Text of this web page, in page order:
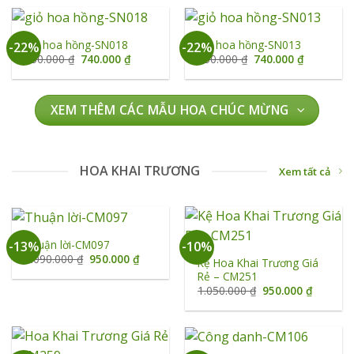
740.000 ₫. 740.000
-22%giỏ hoa hồng-SN018
950.000₫ Giá
là:
740.000₫Giá
tại
740.000 ₫.
-22%giỏ hoa hồng-SN013
950.000₫ Giá
là:
740.000₫Giá
tại
740.000
XEM THÊM CÁC MẪU HOA CHÚC MỪNG
HOA KHAI TRƯƠNG Xem tất cả
-13%Thuận lời-CM097
1.090.000₫ Giá
gốc
là:
950.000₫Giá
tại
-10%
Kệ Hoa Khai Trương Giá
Rẻ – CM251
1.050.000₫ Giá
gốc
là:
950.000₫Giá
tại